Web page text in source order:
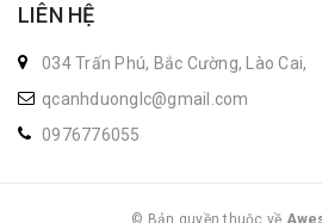
LIÊN HỆ
034 Trấn Phú, Bắc Cường, Lào Cai,
qcanhduonglc@gmail.com
0976776055
© Bản quyền thuộc về